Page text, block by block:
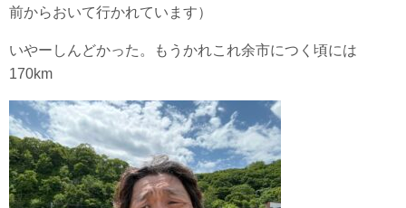
前からおいて行かれています）
いやーしんどかった。もうかれこれ余市につく頃には
170km